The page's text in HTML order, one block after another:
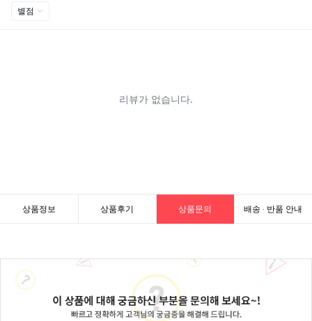
상품정보 상품후기 상품문의 배송 · 반품 안내